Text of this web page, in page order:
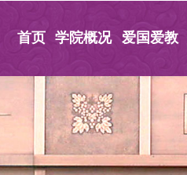
首页 学院概况 爱国爱教